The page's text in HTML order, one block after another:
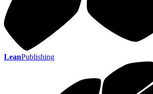
LeanPublishing